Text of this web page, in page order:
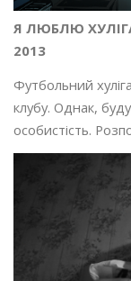
Я ЛЮБЛЮ
2013
Футбольний
клубу. Однак,
особистість.